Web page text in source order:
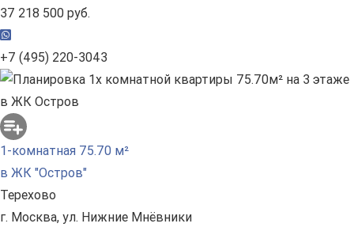
37 218 500 руб.
+7 (495) 220-3043
1-комнатная 75.70 м²
в ЖК "Остров"
Терехово
г. Москва, ул. Нижние Мнёвники